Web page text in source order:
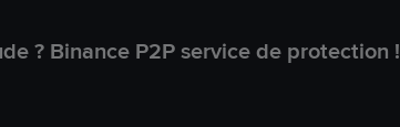
? Binance P2P service de protection !